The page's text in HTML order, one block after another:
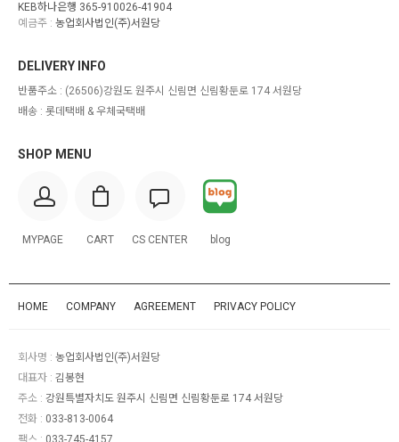
KEB하나은행 365-910026-41904
예금주 : 농업회사법인(주)서원당
SHOP MENU
MYPAGE CART CS CENTER blog
DELIVERY INFO
반품주소 : (26506)강원도 원주시 신림면 신림황둔로 174 서원당
배송 : 롯데택배 & 우체국택배
HOME COMPANY AGREEMENT PRIVACY POLICY
회사명 : 농업회사법인(주)서원당
대표자 : 김봉현
주소 : 강원특별자치도 원주시 신림면 신림황둔로 174 서원당
전화 : 033-813-0064
팩스 : 033-745-4157